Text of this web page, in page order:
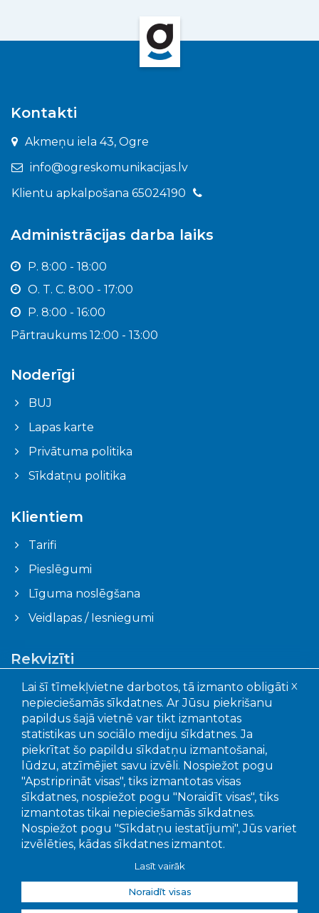
Kontakti
Akmeņu iela 43, Ogre
info@ogreskomunikacijas.lv
Klientu apkalpošana 65024190
Administrācijas darba laiks
P. 8:00 - 18:00
O. T. C. 8:00 - 17:00
P. 8:00 - 16:00
Pārtraukums 12:00 - 13:00
Noderīgi
BUJ
Lapas karte
Privātuma politika
Sīkdatņu politika
Klientiem
Tarifi
Pieslēgumi
Līguma noslēgšana
Veidlapas / Iesniegumi
Rekvizīti
Ogres novada pašvaldības aģentūra "Ogres
komunikācijas"
Faktiskā adrese: Akmeņu iela 43, Ogre, LV – 5001
Juridiskā adrese: Mālkalnes pr. 3, Ogre, LV- 5001
Reģistrācijas Nr.: 90010402651
Bankas un kontu numuri:
SEB banka, LV15UNLA0050022655707
Swedbanka, LV56HABA0551039295649
Citadele banka LV92PARX0016381020001
X
Lai šī tīmekļvietne darbotos, tā izmanto obligāti
nepieciešamās sīkdatnes. Ar Jūsu piekrišanu
papildus šajā vietnē var tikt izmantotas
statistikas un sociālo mediju sīkdatnes. Ja
piekrītat šo papildu sīkdatņu izmantošanai,
lūdzu, atzīmējiet savu izvēli. Nospiežot pogu
"Apstriprināt visas", tiks izmantotas visas
sīkdatnes, nospiežot pogu "Noraidīt visas", tiks
izmantotas tikai nepieciešamās sīkdatnes.
Nospiežot pogu "Sīkdatņu iestatījumi", Jūs variet
izvēlēties, kādas sīkdatnes izmantot.
Lasīt vairāk
Noraidīt visas